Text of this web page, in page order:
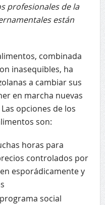
profesionales de la
están
combinada
inasequibles, ha
a cambiar sus
en marcha nuevas
opciones de los
son:
horas para
controlados por
esporádicamente y
social